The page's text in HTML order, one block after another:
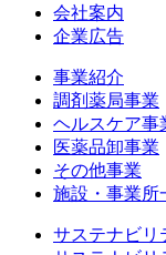
会社案内
企業広告
事業紹介
調剤薬局事業
ヘルスケア事
医薬品卸事業
その他事業
施設・事業所
サステナビリ